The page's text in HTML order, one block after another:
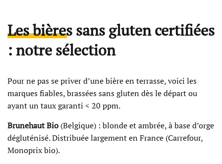
Les bières sans gluten certifiées
: notre sélection
Pour ne pas se priver d’une bière en terrasse, voici les
marques fiables, brassées sans gluten dès le départ ou
ayant un taux garanti < 20 ppm.
Brunehaut Bio (Belgique) : blonde et ambrée, à base d’orge
dégluténisé. Distribuée largement en France (Carrefour,
Monoprix bio).